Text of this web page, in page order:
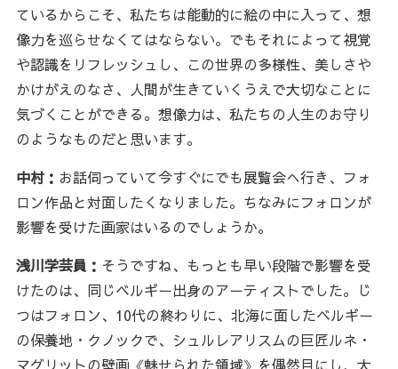
ているからこそ、私たちは能動的に絵の中に入って、想
像力を巡らせなくてはならない。でもそれによって視覚
や認識をリフレッシュし、この世界の多様性、美しさや
かけがえのなさ、人間が生きていくうえで大切なことに
気づくことができる。想像力は、私たちの人生のお守り
のようなものだと思います。
中村： お話伺っていて今すぐにでも展覧会へ行き、フォ
ロン作品と対面したくなりました。ちなみにフォロンが
影響を受けた画家はいるのでしょうか。
浅川学芸員： そうですね、もっとも早い段階で影響を受
けたのは、同じベルギー出身のアーティストでした。じ
つはフォロン、10代の終わりに、北海に面したベルギー
の保養地・クノックで、シュルレアリスムの巨匠ルネ・
マグリットの壁画《魅せられた領域》を偶然目にし、大